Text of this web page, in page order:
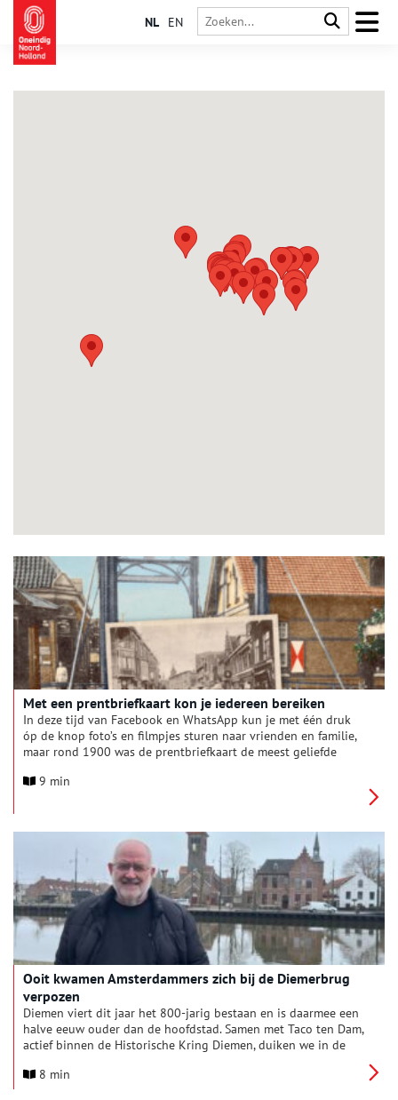
NL EN
Diemen
Met een prentbriefkaart kon je iedereen bereiken
In deze tijd van Facebook en WhatsApp kun je met één druk
óp de knop foto’s en filmpjes sturen naar vrienden en familie,
maar rond 1900 was de prentbriefkaart de meest geliefde
9 min
Ooit kwamen Amsterdammers zich bij de Diemerbrug
verpozen
Diemen viert dit jaar het 800-jarig bestaan en is daarmee een
halve eeuw ouder dan de hoofdstad. Samen met Taco ten Dam,
actief binnen de Historische Kring Diemen, duiken we in de
de rook van Amsterdam.
8 min